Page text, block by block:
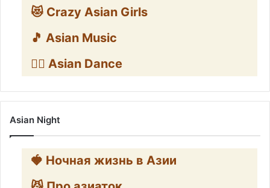
😻 Crazy Asian Girls
🎵 Asian Music
👯‍♀️ Asian Dance
Asian Night
🍓 Ночная жизнь в Азии